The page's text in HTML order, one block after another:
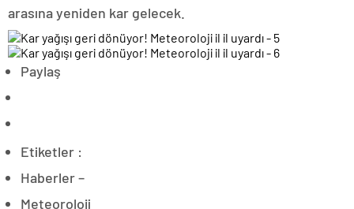
arasına yeniden kar gelecek.
Paylaş
Etiketler :
Haberler –
Meteoroloji